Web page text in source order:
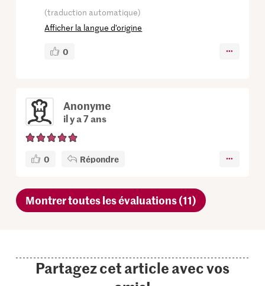
(traduction automatique)
Afficher la langue d’origine
0
Anonyme
il y a 7 ans
0 Répondre
Montrer toutes les évaluations (11)
Partagez cet article avec vos